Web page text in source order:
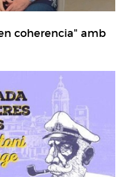
coherencia" amb